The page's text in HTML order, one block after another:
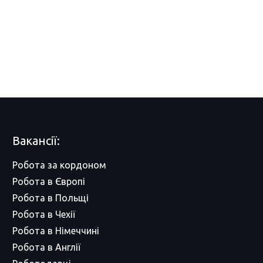
Вакансії:
Робота за кордоном
Робота в Європі
Робота в Польщі
Робота в Чехії
Робота в Німеччині
Робота в Англії